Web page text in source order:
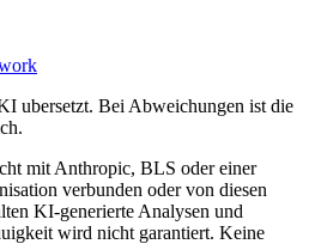
ubersetzt. Bei Abweichungen ist die
mit Anthropic, BLS oder einer
verbunden oder von diesen
KI-generierte Analysen und
wird nicht garantiert. Keine